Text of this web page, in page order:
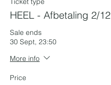
HEEL - Afbetaling 2/12
Sale ends
30 Sept, 23:50
More info
Price